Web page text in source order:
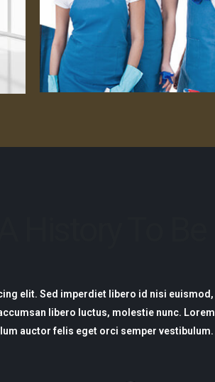
elit. Sed imperdiet libero id nisi
libero luctus, molestie nunc.
auctor felis eget orci semper